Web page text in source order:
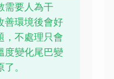
需要人為干
善環境後會好
，不處理只會
度變化尾巴變
。